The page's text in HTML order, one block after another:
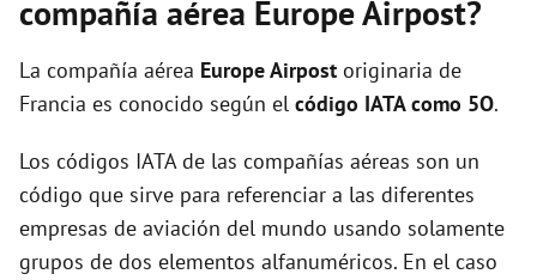
compañía aérea Europe Airpost?
La compañía aérea Europe Airpost originaria de
Francia es conocido según el código IATA como 5O.
Los códigos IATA de las compañías aéreas son un
código que sirve para referenciar a las diferentes
empresas de aviación del mundo usando solamente
grupos de dos elementos alfanuméricos. En el caso